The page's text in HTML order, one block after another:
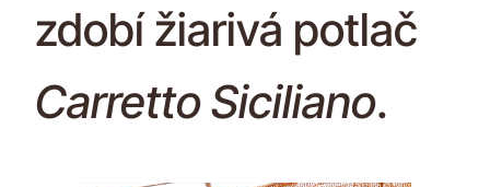
zdobí žiarivá potlač
Carretto Siciliano.